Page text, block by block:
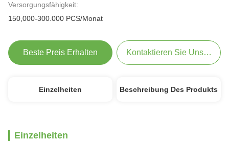
Versorgungsfähigkeit:
150,000-300.000 PCS/Monat
Beste Preis Erhalten Kontaktieren Sie Uns Jetzt
Einzelheiten Beschreibung Des Produkts
Einzelheiten